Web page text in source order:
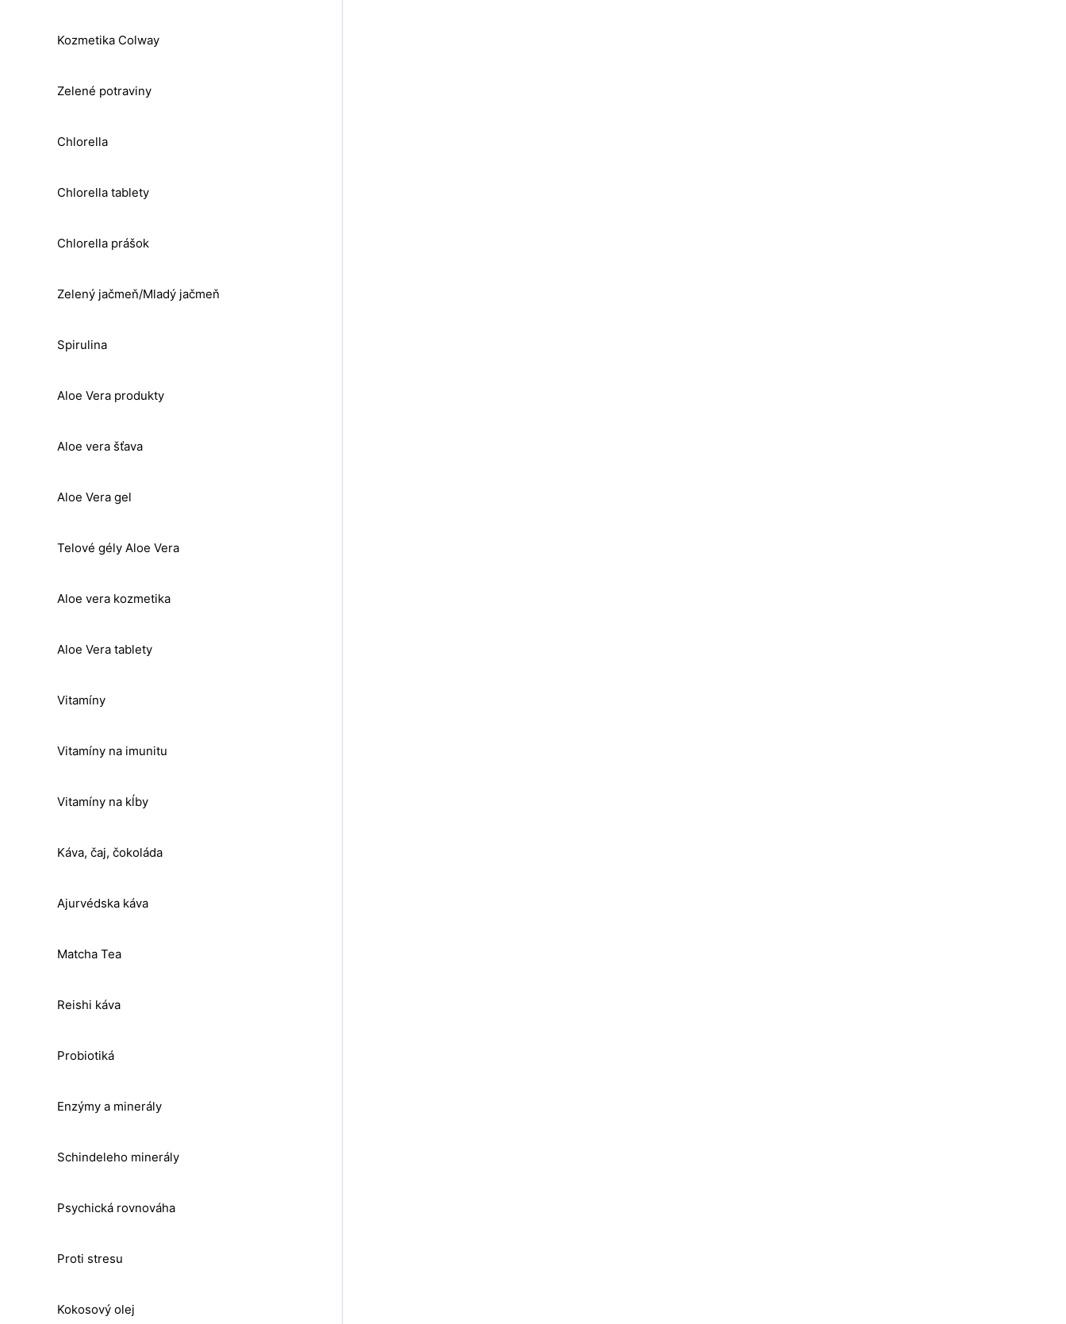
Kozmetika Colway
Zelené potraviny
Chlorella
Chlorella tablety
Chlorella prášok
Zelený jačmeň/Mladý jačmeň
Spirulina
Aloe Vera produkty
Aloe vera šťava
Aloe Vera gel
Telové gély Aloe Vera
Aloe vera kozmetika
Aloe Vera tablety
Vitamíny
Vitamíny na imunitu
Vitamíny na kĺby
Káva, čaj, čokoláda
Ajurvédska káva
Matcha Tea
Reishi káva
Probiotiká
Enzýmy a minerály
Schindeleho minerály
Psychická rovnováha
Proti stresu
Kokosový olej